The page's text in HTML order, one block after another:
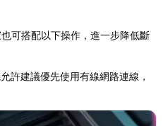
可搭配以下操作，進一步降低斷
許建議優先使用有線網路連線，